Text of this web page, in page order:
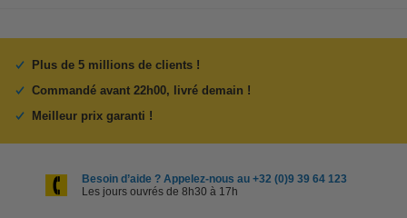
Plus de 5 millions de clients !
Commandé avant 22h00, livré demain !
Meilleur prix garanti !
Besoin d’aide ? Appelez-nous au +32 (0)9 39 64 123
Les jours ouvrés de 8h30 à 17h